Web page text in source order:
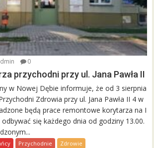
0
przychodni przy ul. Jana Pawła II
w Nowej Dębie informuje, że od 3 sierpnia
Zdrowia przy ul. Jana Pawła II 4 w
będą prace remontowe korytarza na I
się każdego dnia od godziny 13.00.
Przychodnie Zdrowie